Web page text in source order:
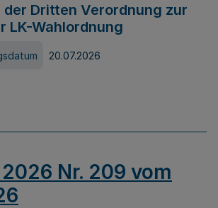
Dritten Verordnung zur
LK-Wahlordnung
20.07.2026
Nr. 209 vom